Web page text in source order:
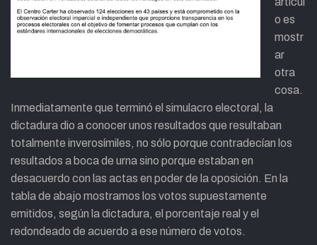
o es
mostr
ar
otra
cosa.
Inmediatamente que terminó el simulacro electoral, la
dictadura dio a conocer unos resultados que resultaban
totalmente inverosímiles, no sólo porque contradecían los
resultados a boca de urna sino porque estaban en
desacuerdo con las actas en poder de la oposición. En la
tabla de abajo mostramos los votos supuestamente
emitidos, según la dictadura, el porcentaje real y el
redondeado de acuerdo a ese número de votos.